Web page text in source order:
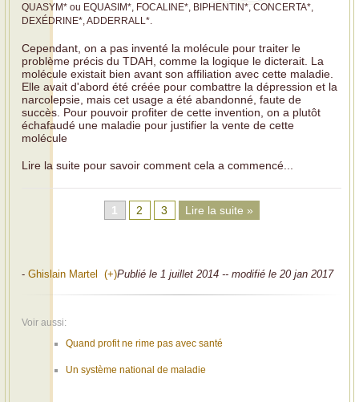
QUASYM* ou EQUASIM*, FOCALINE*, BIPHENTIN*, CONCERTA*,
DEXÉDRINE*, ADDERRALL*.
Cependant, on a pas inventé la molécule pour traiter le
problème précis du TDAH, comme la logique le dicterait. La
molécule existait bien avant son affiliation avec cette maladie.
Elle avait d'abord été créée pour combattre la dépression et la
narcolepsie, mais cet usage a été abandonné, faute de
succès. Pour pouvoir profiter de cette invention, on a plutôt
échafaudé une maladie pour justifier la vente de cette
molécule
Lire la suite pour savoir comment cela a commencé...
1 2 3 Lire la suite »
- Ghislain Martel (+)Publié le 1 juillet 2014 -- modifié le 20 jan 2017
Voir aussi:
Quand profit ne rime pas avec santé
Un système national de maladie